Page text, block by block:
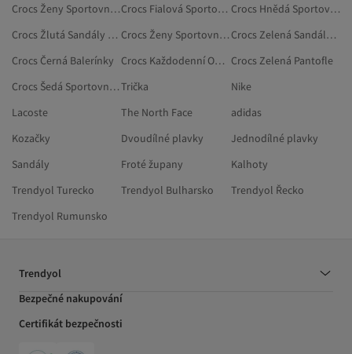
Crocs Ženy Sportovní Boty
Crocs Fialová Sportovní Sandály
Crocs Hnědá Sportovní Pantofle
Crocs Žlutá Sandály A Pantofle
Crocs Ženy Sportovní Pantofle
Crocs Zelená Sandály A Pantofle
Crocs Černá Balerínky
Crocs Každodenní Obuv Crocs Zelená Pantofle
Crocs Šedá Sportovní PantofleTrička
Nike
Lacoste
The North Face
adidas
Kozačky
Dvoudílné plavky
Jednodílné plavky
Sandály
Froté župany
Kalhoty
Trendyol Turecko
Trendyol Bulharsko
Trendyol Řecko
Trendyol Rumunsko
Trendyol
Bezpečné nakupování
Certifikát bezpečnosti